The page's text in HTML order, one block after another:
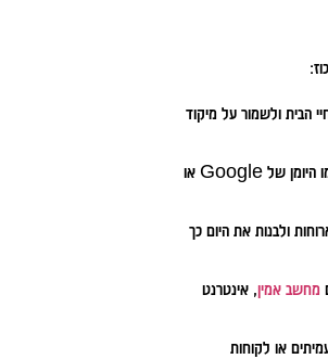
הבית ולשמור על מיקוד
צרו לוח זמנים יומי הכולל זמן לעבודה, הפסקות ופעילויות אישיות. כלים כמו היומן של Google או
ולבנות את היום כך
מחשב אמין, אינטרנט
או לקוחות